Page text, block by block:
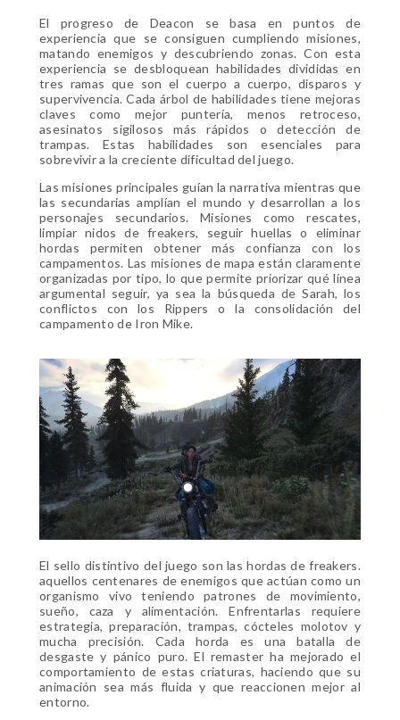
El progreso de Deacon se basa en puntos de
experiencia que se consiguen cumpliendo misiones,
matando enemigos y descubriendo zonas. Con esta
experiencia se desbloquean habilidades divididas en
tres ramas que son el cuerpo a cuerpo, disparos y
supervivencia. Cada árbol de habilidades tiene mejoras
claves como mejor puntería, menos retroceso,
asesinatos sigilosos más rápidos o detección de
trampas. Estas habilidades son esenciales para
sobrevivir a la creciente dificultad del juego.
Las misiones principales guían la narrativa mientras que
las secundarias amplían el mundo y desarrollan a los
personajes secundarios. Misiones como rescates,
limpiar nidos de freakers, seguir huellas o eliminar
hordas permiten obtener más confianza con los
campamentos. Las misiones de mapa están claramente
organizadas por tipo, lo que permite priorizar qué línea
argumental seguir, ya sea la búsqueda de Sarah, los
conflictos con los Rippers o la consolidación del
campamento de Iron Mike.
El sello distintivo del juego son las hordas de freakers.
aquellos centenares de enemigos que actúan como un
organismo vivo teniendo patrones de movimiento,
sueño, caza y alimentación. Enfrentarlas requiere
estrategia, preparación, trampas, cócteles molotov y
mucha precisión. Cada horda es una batalla de
desgaste y pánico puro. El remaster ha mejorado el
comportamiento de estas criaturas, haciendo que su
animación sea más fluida y que reaccionen mejor al
entorno.